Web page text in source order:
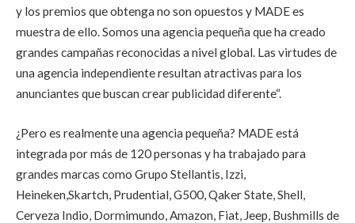
y los premios que obtenga no son opuestos y MADE es
muestra de ello. Somos una agencia pequeña que ha creado
grandes campañas reconocidas a nivel global. Las virtudes de
una agencia independiente resultan atractivas para los
anunciantes que buscan crear publicidad diferente“.
¿Pero es realmente una agencia pequeña? MADE está
integrada por más de 120 personas y ha trabajado para
grandes marcas como Grupo Stellantis, Izzi,
Heineken,Skartch, Prudential, G500, Qaker State, Shell,
Cerveza Indio, Dormimundo, Amazon, Fiat, Jeep, Bushmills de